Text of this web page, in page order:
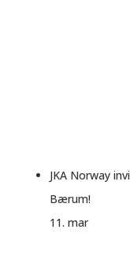
JKA Norway
Bærum!
11. mar